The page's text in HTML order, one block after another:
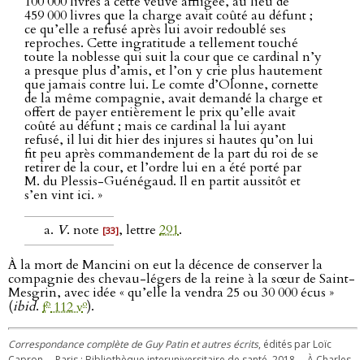
459 000 livres que la charge avait coûté au défunt ;
ce qu’elle a refusé après lui avoir redoublé ses
reproches. Cette ingratitude a tellement touché
toute la noblesse qui suit la cour que ce cardinal n’y
a presque plus d’amis, et l’on y crie plus hautement
que jamais contre lui. Le comte d’Olonne, cornette
de la même compagnie, avait demandé la charge et
offert de payer entièrement le prix qu’elle avait
coûté au défunt ; mais ce cardinal la lui ayant
refusé, il lui dit hier des injures si hautes qu’on lui
fit peu après commandement de la part du roi de se
retirer de la cour, et l’ordre lui en a été porté par
M. du Plessis-Guénégaud. Il en partit aussitôt et
s’en vint ici. »
V. note [33], lettre 291.
À la mort de Mancini on eut la décence de conserver la
compagnie des chevau-légers de la reine à la sœur de Saint-
Mesgrin, avec idée « qu’elle la vendra 25 ou 30 000 écus »
(ibid. fo112 vo).
Correspondance complète de Guy Patin et autres écrits, édités par Loïc